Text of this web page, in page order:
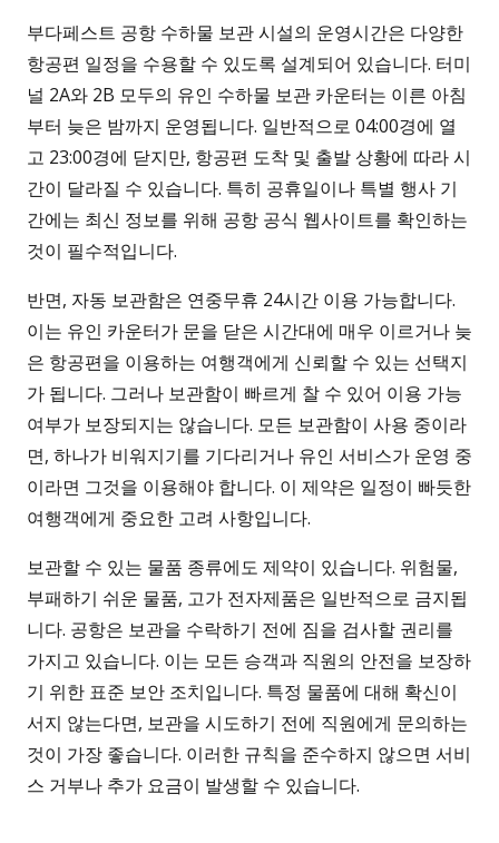
부다페스트 공항 수하물 보관 시설의 운영시간은 다양한
항공편 일정을 수용할 수 있도록 설계되어 있습니다. 터미
널 2A와 2B 모두의 유인 수하물 보관 카운터는 이른 아침
부터 늦은 밤까지 운영됩니다. 일반적으로 04:00경에 열
고 23:00경에 닫지만, 항공편 도착 및 출발 상황에 따라 시
간이 달라질 수 있습니다. 특히 공휴일이나 특별 행사 기
간에는 최신 정보를 위해 공항 공식 웹사이트를 확인하는
것이 필수적입니다.
반면, 자동 보관함은 연중무휴 24시간 이용 가능합니다.
이는 유인 카운터가 문을 닫은 시간대에 매우 이르거나 늦
은 항공편을 이용하는 여행객에게 신뢰할 수 있는 선택지
가 됩니다. 그러나 보관함이 빠르게 찰 수 있어 이용 가능
여부가 보장되지는 않습니다. 모든 보관함이 사용 중이라
면, 하나가 비워지기를 기다리거나 유인 서비스가 운영 중
이라면 그것을 이용해야 합니다. 이 제약은 일정이 빠듯한
여행객에게 중요한 고려 사항입니다.
보관할 수 있는 물품 종류에도 제약이 있습니다. 위험물,
부패하기 쉬운 물품, 고가 전자제품은 일반적으로 금지됩
니다. 공항은 보관을 수락하기 전에 짐을 검사할 권리를
가지고 있습니다. 이는 모든 승객과 직원의 안전을 보장하
기 위한 표준 보안 조치입니다. 특정 물품에 대해 확신이
서지 않는다면, 보관을 시도하기 전에 직원에게 문의하는
것이 가장 좋습니다. 이러한 규칙을 준수하지 않으면 서비
스 거부나 추가 요금이 발생할 수 있습니다.